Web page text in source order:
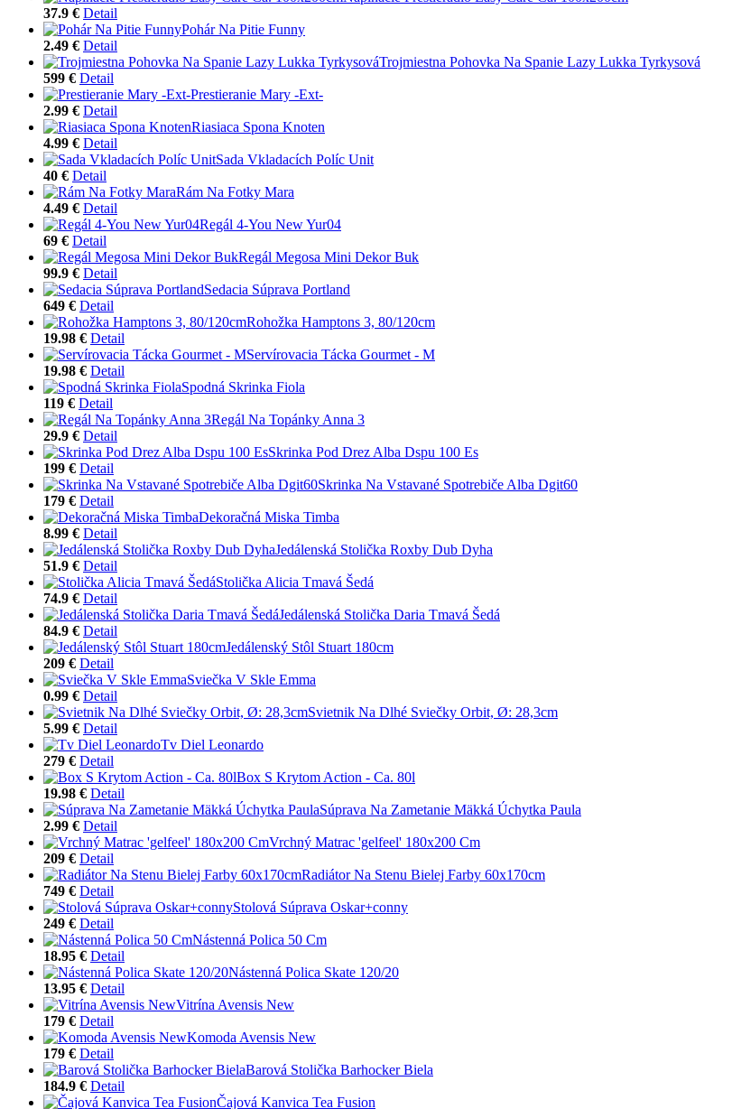
37.9 € Detail
Pohár Na Pitie Funny
2.49 € Detail
Trojmiestna Pohovka Na Spanie Lazy Lukka Tyrkysová
599 € Detail
Prestieranie Mary -Ext-
2.99 € Detail
Riasiaca Spona Knoten
4.99 € Detail
Sada Vkladacích Políc Unit
40 € Detail
Rám Na Fotky Mara
4.49 € Detail
Regál 4-You New Yur04
69 € Detail
Regál Megosa Mini Dekor Buk
99.9 € Detail
Sedacia Súprava Portland
649 € Detail
Rohožka Hamptons 3, 80/120cm
19.98 € Detail
Servírovacia Tácka Gourmet - M
19.98 € Detail
Spodná Skrinka Fiola
119 € Detail
Regál Na Topánky Anna 3
29.9 € Detail
Skrinka Pod Drez Alba Dspu 100 Es
199 € Detail
Skrinka Na Vstavané Spotrebiče Alba Dgit60
179 € Detail
Dekoračná Miska Timba
8.99 € Detail
Jedálenská Stolička Roxby Dub Dyha
51.9 € Detail
Stolička Alicia Tmavá Šedá
74.9 € Detail
Jedálenská Stolička Daria Tmavá Šedá
84.9 € Detail
Jedálenský Stôl Stuart 180cm
209 € Detail
Sviečka V Skle Emma
0.99 € Detail
Svietnik Na Dlhé Sviečky Orbit, Ø: 28,3cm
5.99 € Detail
Tv Diel Leonardo
279 € Detail
Box S Krytom Action - Ca. 80l
19.98 € Detail
Súprava Na Zametanie Mäkká Úchytka Paula
2.99 € Detail
Vrchný Matrac 'gelfeel' 180x200 Cm
209 € Detail
Radiátor Na Stenu Bielej Farby 60x170cm
749 € Detail
Stolová Súprava Oskar+conny
249 € Detail
Nástenná Polica 50 Cm
18.95 € Detail
Nástenná Polica Skate 120/20
13.95 € Detail
Vitrína Avensis New
179 € Detail
Komoda Avensis New
179 € Detail
Barová Stolička Barhocker Biela
184.9 € Detail
Čajová Kanvica Tea Fusion